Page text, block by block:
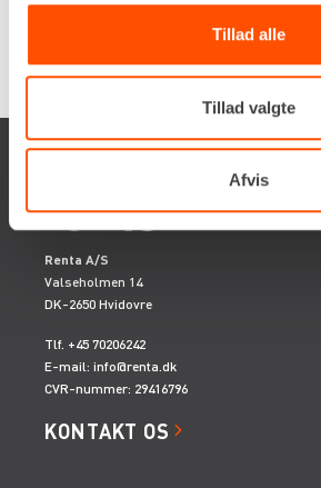
Tillad alle
Tillad valgte
Afvis
Renta A/S
Valseholmen 14
DK-2650 Hvidovre
Tlf. +45 70206242
E-mail: info@renta.dk
CVR-nummer: 29416796
KONTAKT OS